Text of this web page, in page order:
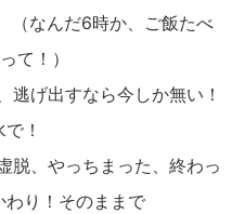
なんだ6時か、ご飯たべ
て！）
げ出すなら今しか無い！
！
、やっちまった、終わっ
わり！そのままで